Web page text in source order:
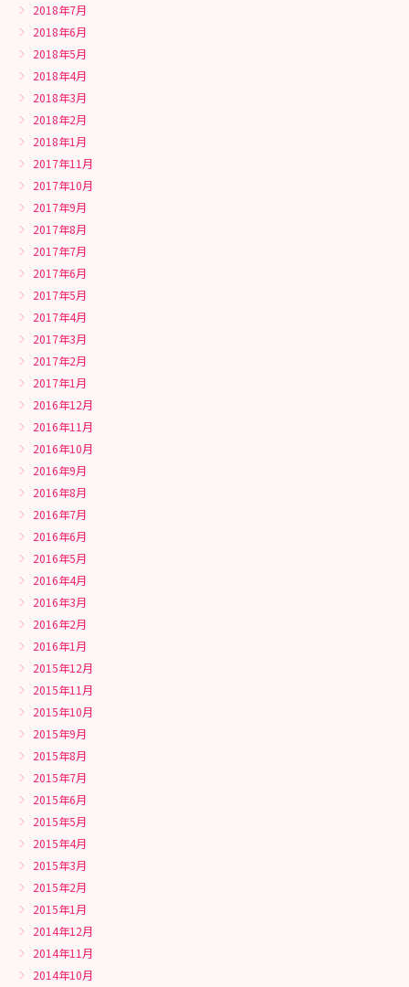
2018年7月
2018年6月
2018年5月
2018年4月
2018年3月
2018年2月
2018年1月
2017年11月
2017年10月
2017年9月
2017年8月
2017年7月
2017年6月
2017年5月
2017年4月
2017年3月
2017年2月
2017年1月
2016年12月
2016年11月
2016年10月
2016年9月
2016年8月
2016年7月
2016年6月
2016年5月
2016年4月
2016年3月
2016年2月
2016年1月
2015年12月
2015年11月
2015年10月
2015年9月
2015年8月
2015年7月
2015年6月
2015年5月
2015年4月
2015年3月
2015年2月
2015年1月
2014年12月
2014年11月
2014年10月